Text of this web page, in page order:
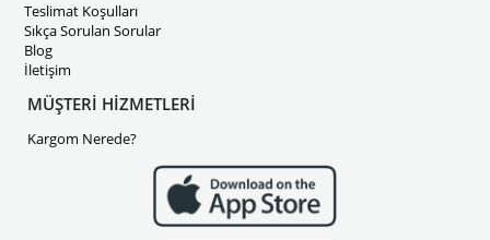
Teslimat Koşulları
Sıkça Sorulan Sorular
Blog
İletişim
MÜŞTERİ HİZMETLERİ
Kargom Nerede?